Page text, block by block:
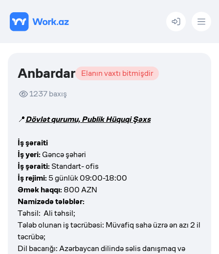
Menu
Anbardar
Elanın vaxtı bitmişdir
1237baxış
📍Dövlət qurumu, Publik Hüquqi Şəxs
İş şəraiti
İş yeri:Gəncə şəhəri
İş şəraiti: Standart- ofis
İş rejimi: 5 günlük 09:00-18:00
Əmək haqqı: 800 AZN
Namizədə tələblər:
Təhsil: Ali təhsil;
Tələb olunan iş təcrübəsi: Müvafiq sahə üzrə ən azı 2 il
təcrübə;
Dil bacarığı: Azərbaycan dilində səlis danışmaq və